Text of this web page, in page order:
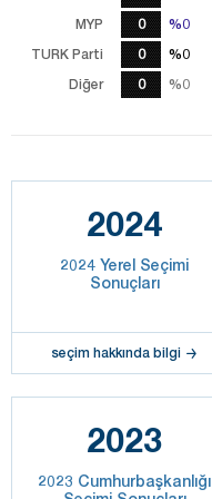
MYP
TURK Parti
Diğer
0
0
0
%0
%0
%0
%0
%0
%0
2024
2024 Yerel Seçimi
Sonuçları
seçim hakkında bilgi
2023
2023 Cumhurbaşkanlığı